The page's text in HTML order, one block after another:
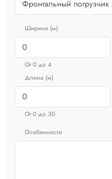
Ширина (м)
От 0 до 4
Длина (м)
От 0 до 30
Особенности